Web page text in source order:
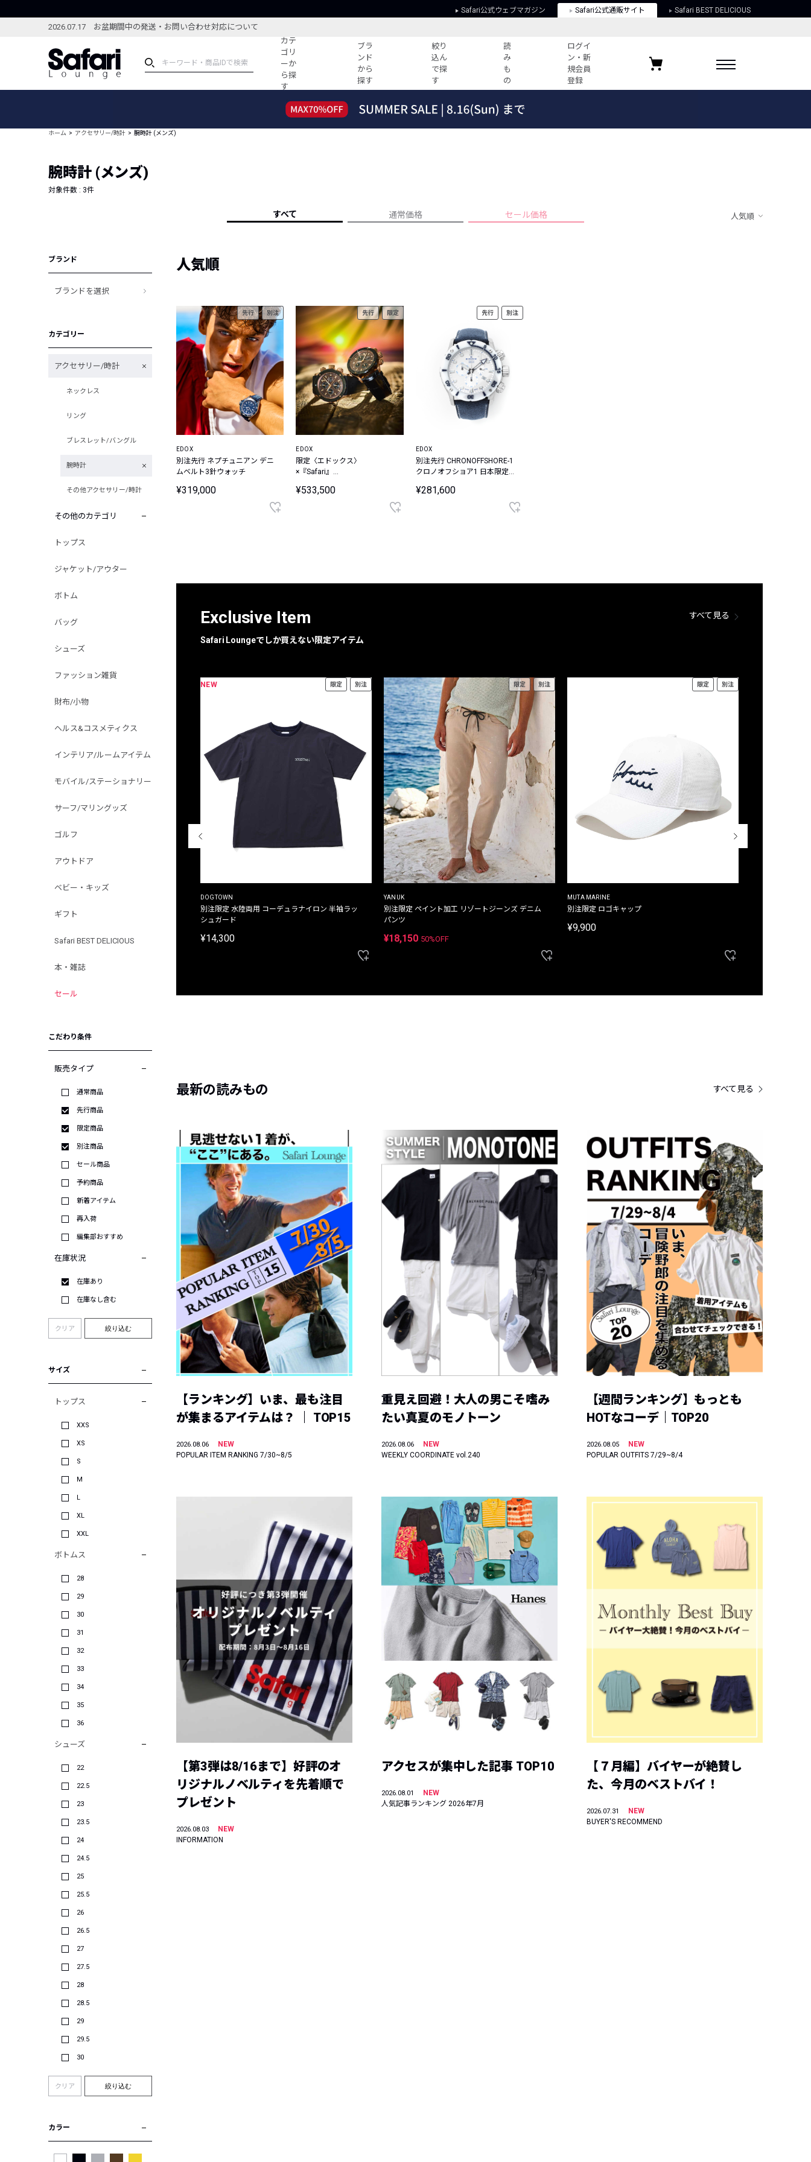
Safari公式ウェブマガジン Safari公式通販サイト Safari BEST DELICIOUS
2026.07.17 お盆期間中の発送・お問い合わせ対応について
カテ
ゴリ
ーか
ら探
す
ブラ
ンド
から
探す
絞り
込ん
で探
す
読
み
も
の
ログイ
ン・新
規会員
登録
ブランドから探す
新着アイテム
編集部のおすすめアイテム
すべての記事
人気記事ランキング
フォーカスブランド
セールおすすめアイテム
人気アイテム TOP 15
プライバシーポリシー
お気に入りブランド
ホーム アクセサリー/時計 腕時計 (メンズ)
腕時計 (メンズ)
対象件数 : 3件
すべて 通常価格 セール価格 人気順
ブランド
ブランドを選択
カテゴリー
アクセサリー/時計
ネックレス
リング
ブレスレット/バングル
腕時計
その他アクセサリー/時計
その他のカテゴリ
トップス
ジャケット/アウター
ボトム
バッグ
シューズ
ファッション雑貨
財布/小物
ヘルス&コスメティクス
インテリア/ルームアイテム
モバイル/ステーショナリー
サーフ/マリングッズ
ゴルフ
アウトドア
ベビー・キッズ
ギフト
Safari BEST DELICIOUS
本・雑誌
セール
こだわり条件
販売タイプ
通常商品
先行商品
限定商品
別注商品
セール商品
予約商品
新着アイテム
再入荷
編集部おすすめ
在庫状況
在庫あり
在庫なし含む
クリア 絞り込む
サイズ
トップス
XXS
XS
S
M
L
XL
XXL
ボトムス
28
29
30
31
32
33
34
35
36
シューズ
22
22.5
23
23.5
24
24.5
25
25.5
26
26.5
27
27.5
28
28.5
29
29.5
30
クリア 絞り込む
カラー
人気順
先行 別注
EDOX
別注先行 ネプチュニアン デニ
ムベルト3針ウォッチ
¥319,000
先行 限定
EDOX
限定〈エドックス〉
×『Safari』
フショア 1 クロノグラフ オー
トマティック サンセット スペ
¥533,500
先行 別注
EDOX
別注先行 CHRONOFFSHORE-1
クロノオフショア1 日本限定
チ
¥281,600
Exclusive Item
Safari Loungeでしか買えない限定アイテム
すべて見る
別注限定 ピグメントダイ バックプリント サーフ
プリントTシャツ
NEW 限定 別注
DOGTOWN
別注限定 水陸両用 コーデュラナイロン 半袖ラッ
シュガード
¥14,300
限定 別注
YANUK
別注限定 ペイント加工 リゾートジーンズ デニム
パンツ
¥18,150 50%OFF
限定 別注
MUTA MARINE
別注限定 ロゴキャップ
¥9,900
最新の読みもの すべて見る
【ランキング】いま、最も注目
が集まるアイテムは？ ｜ TOP15
2026.08.06
NEW
POPULAR ITEM RANKING 7/30~8/5
重見え回避！大人の男こそ嗜み
たい真夏のモノトーン
2026.08.06
NEW
WEEKLY COORDINATE vol.240
【週間ランキング】もっとも
HOTなコーデ｜TOP20
2026.08.05
NEW
POPULAR OUTFITS 7/29~8/4
【第3弾は8/16まで】好評のオ
リジナルノベルティを先着順で
プレゼント
2026.08.03
NEW
INFORMATION
アクセスが集中した記事 TOP10
2026.08.01
NEW
人気記事ランキング 2026年7月
【７月編】バイヤーが絶賛し
た、今月のベストバイ！
2026.07.31
NEW
BUYER'S RECOMMEND